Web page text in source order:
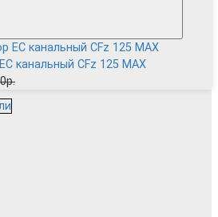
канальный CFz 125 MAX